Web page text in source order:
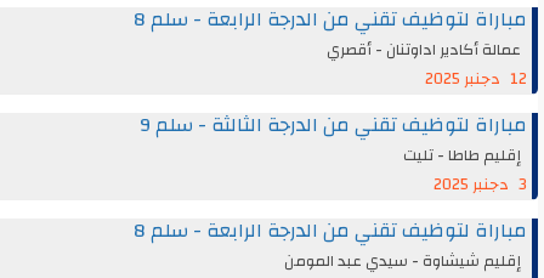
مباراة لتوظيف تقني من الدرجة الرابعة - سلم 8
عمالة أكادير اداوتنان - أقصري
12 دجنبر 2025
مباراة لتوظيف تقني من الدرجة الثالثة - سلم 9
إقليم طاطا - تليت
مباراة لتوظيف تقني من الدرجة الرابعة - سلم 8
إقليم شيشاوة - سيدي عبد المومن